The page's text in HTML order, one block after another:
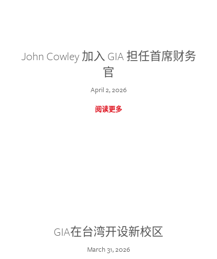
John Cowley 加入 GIA 担任首席财务
官
April 2, 2026
阅读更多
GIA在台湾开设新校区
March 31, 2026